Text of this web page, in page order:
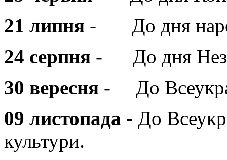
21 липня - До дня
24 серпня - До дня
30 вересня - До
09 листопада - До
культури.